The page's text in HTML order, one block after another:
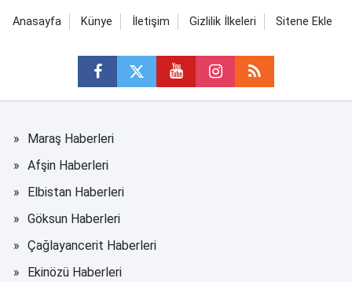
Anasayfa Künye İletişim Gizlilik İlkeleri Sitene Ekle
Maraş Haberleri
Afşin Haberleri
Elbistan Haberleri
Göksun Haberleri
Çağlayancerit Haberleri
Ekinözü Haberleri